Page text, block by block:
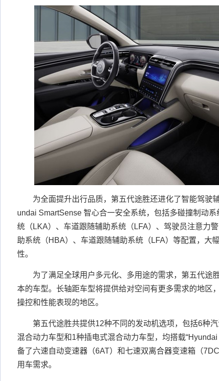
为全面提升出行品质，第五代途胜还进化了智能驾驶
undai SmartSense 智心合一安全系统，包括多碰撞制动
统（LKA）、车道跟随辅助系统（LFA）、驾驶员注意力
助系统（HBA）、车道跟随辅助系统（LFA）等配置，大
性。
为了满足全球用户多元化、多用途的需求，第五代途
本的车型。长轴距车型将提供给对空间有更多需求的地区
操控和性能表现的地区。
第五代途胜共提供12种不同的发动机选项，包括6种汽
混合动力车型和1种插电式混合动力车型，均搭载
备了六速自动变速器（6AT）和七速双离合器变速箱（
用车需求。